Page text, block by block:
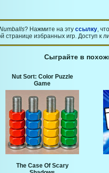
? Нажмите на эту ссылку,
странице избранных игр. Доступ к
Сыграйте в
Nut Sort: Color Puzzle
Game
The Case Of Scary